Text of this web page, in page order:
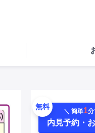
無料
＼ 簡単1分
内見予約・